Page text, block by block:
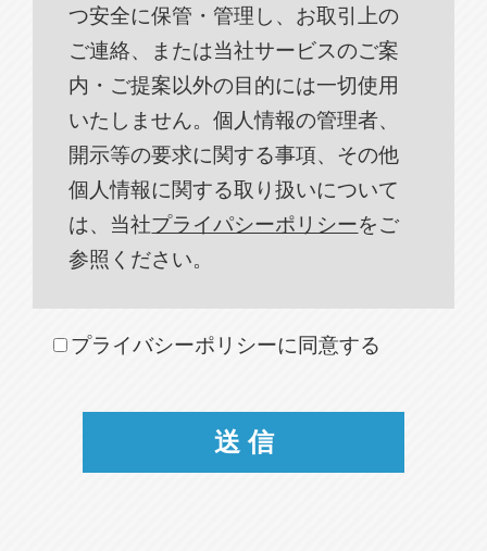
つ安全に保管・管理し、お取引上の
ご連絡、または当社サービスのご案
内・ご提案以外の目的には一切使用
いたしません。個人情報の管理者、
開示等の要求に関する事項、その他
個人情報に関する取り扱いについて
は、当社プライパシーポリシーをご
参照ください。
プライバシーポリシーに同意する